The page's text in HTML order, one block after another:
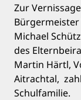
Zur
Michael
des
Martin Härtl,
Aitrachtal,
Schulfamilie.